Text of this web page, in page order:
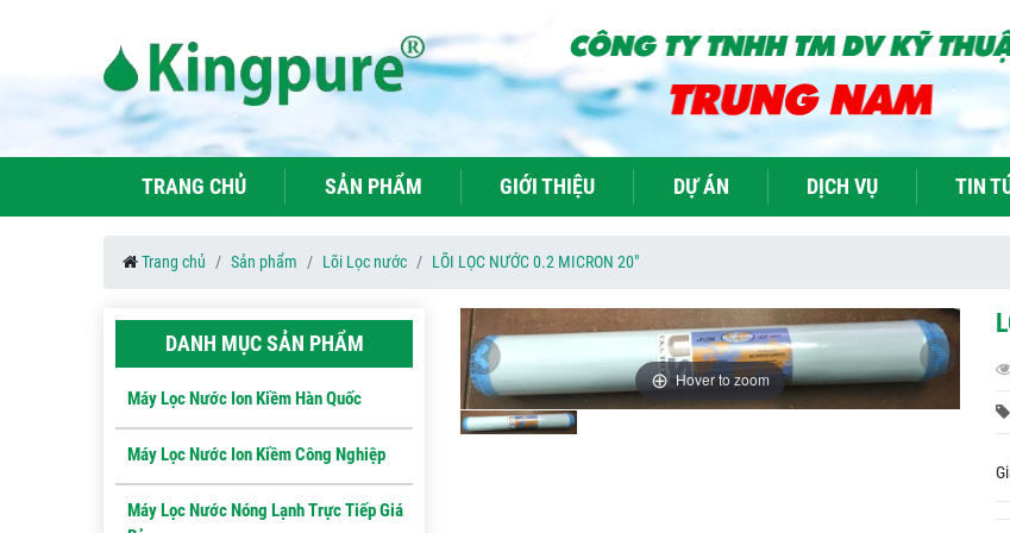
TRANG CHỦ SẢN PHẨM GIỚI THIỆU DỰ ÁN DỊCH VỤ TIN
Trang chủ Sản phẩm Lõi Lọc nước LÕI LỌC NƯỚC 0.2 MICRON 20"
Hover to zoom
DANH MỤC SẢN PHẨM
Máy Lọc Nước Ion Kiềm Hàn Quốc
Máy Lọc Nước Ion Kiềm Công Nghiệp
Máy Lọc Nước Nóng Lạnh Trực Tiếp Giá